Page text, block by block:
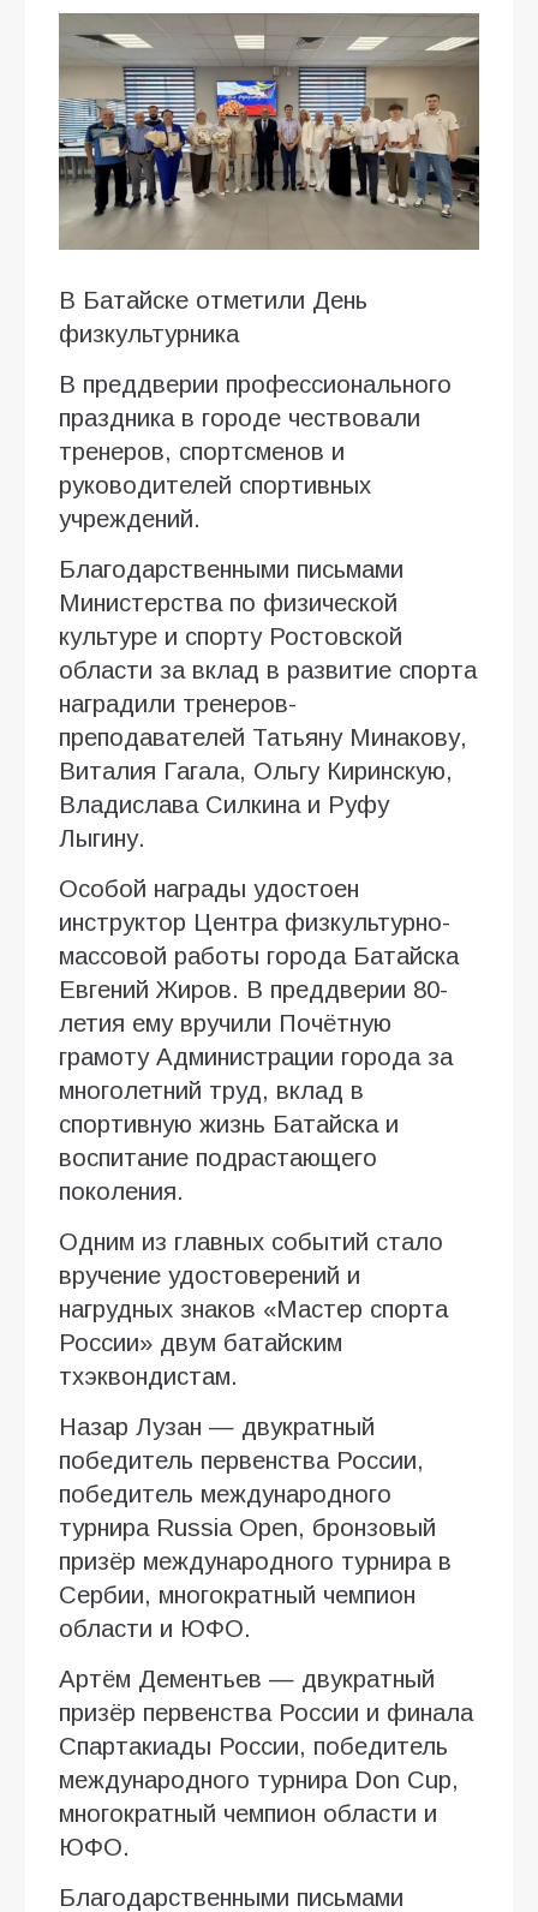
В Батайске отметили День
физкультурника
В преддверии профессионального
праздника в городе чествовали
тренеров, спортсменов и
руководителей спортивных
учреждений.
Благодарственными письмами
Министерства по физической
культуре и спорту Ростовской
области за вклад в развитие спорта
наградили тренеров-
преподавателей Татьяну Минакову,
Виталия Гагала, Ольгу Киринскую,
Владислава Силкина и Руфу
Лыгину.
Особой награды удостоен
инструктор Центра физкультурно-
массовой работы города Батайска
Евгений Жиров. В преддверии 80-
летия ему вручили Почётную
грамоту Администрации города за
многолетний труд, вклад в
спортивную жизнь Батайска и
воспитание подрастающего
поколения.
Одним из главных событий стало
вручение удостоверений и
нагрудных знаков «Мастер спорта
России» двум батайским
тхэквондистам.
Назар Лузан — двукратный
победитель первенства России,
победитель международного
турнира Russia Open, бронзовый
призёр международного турнира в
Сербии, многократный чемпион
области и ЮФО.
Артём Дементьев — двукратный
призёр первенства России и финала
Спартакиады России, победитель
международного турнира Don Cup,
многократный чемпион области и
ЮФО.
Благодарственными письмами